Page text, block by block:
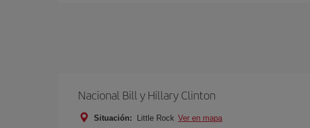
Nacional Bill y Hillary Clinton
Situación: Little Rock Ver en mapa